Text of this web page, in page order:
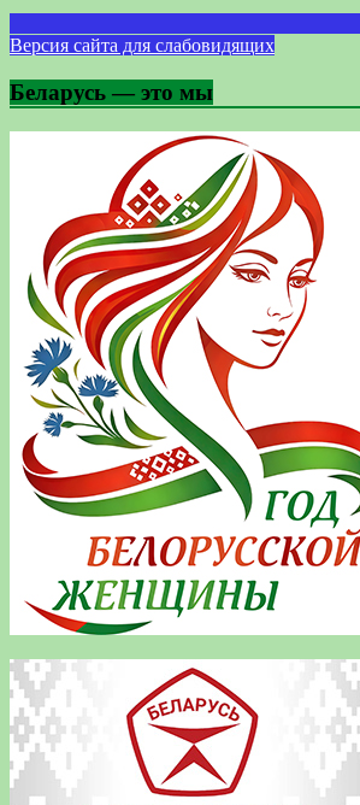
Версия сайта для слабовидящих
Беларусь — это мы